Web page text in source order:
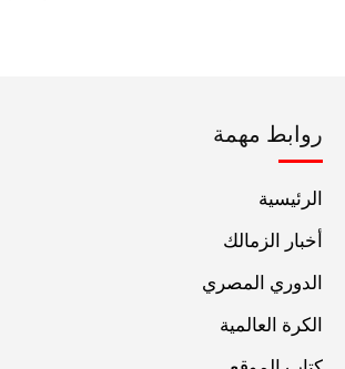
روابط مهمة
الرئيسية
أخبار الزمالك
الدوري المصري
الكرة العالمية